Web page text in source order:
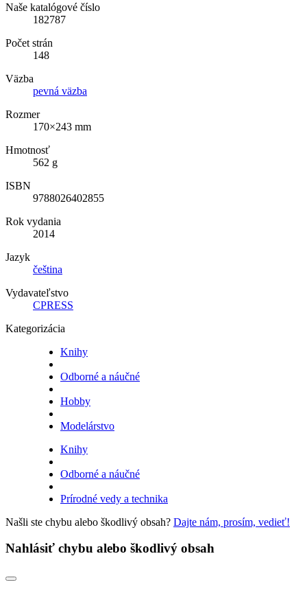
Naše katalógové číslo
182787
Počet strán
148
Väzba
pevná väzba
Rozmer
170×243 mm
Hmotnosť
562 g
ISBN
9788026402855
Rok vydania
2014
Jazyk
čeština
Vydavateľstvo
CPRESS
Kategorizácia
Knihy
Odborné a náučné
Hobby
Modelárstvo
Knihy
Odborné a náučné
Prírodné vedy a technika
Našli ste chybu alebo škodlivý obsah? Dajte nám, prosím, vedieť!
Nahlásiť chybu alebo škodlivý obsah